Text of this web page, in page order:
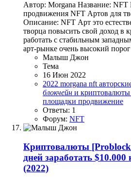
Автор: Morgana Название: NFT
продвижения NFT Артов для
Описание: NFT Арт это
творца повысить свой доход в
работать с стабильным
арт-рынке очень высокий
Малыш Джон
Тема
16 Июн 2022
2022 morgana nft
блокчейн и криптовалюты
площадки продвижение
Ответы: 1
Форум: NFT
Криптовалюты
дней заработать
(2022)